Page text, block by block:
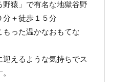
猿」で有名な地獄谷野
分＋徒歩１５分
もった温かなおもてな
えるような気持ちでス